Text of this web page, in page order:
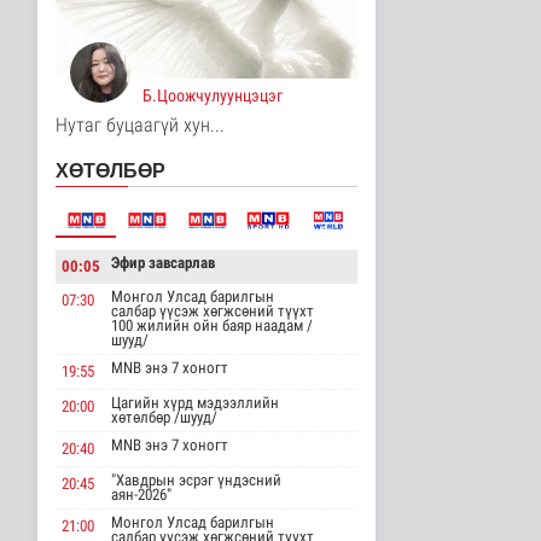
14 цаг 34 минутын өмнө
Хирошимад иргэд
Японы зэвсгийн
экспортын бодлогы..
Дэлхийд
14 цаг 46 минутын өмнө
Трамп Ирантай
шинэ гарц эрэлх..
14 цаг 55 минутын өмнө
Европ даяар хэт халалт
эрчимжиж байна
Дэлхийд
Голууд үертэй байна
14 цаг 20 минутын өмнө
Б.Цоожчулуунцэцэг
Нутаг буцаагүй хун...
ХӨТӨЛБӨР
00:05 Эфир завсарлав
07:30
Монгол Улсад барилгын
салбар үүсэж хөгжсөний түүхт
100 жилийн ойн баяр наадам /
шууд/
19:55
MNB энэ 7 хоногт
20:00
Цагийн хүрд мэдээллийн
хөтөлбөр /шууд/
20:40
MNB энэ 7 хоногт
20:45
"Хавдрын эсрэг үндэсний
аян-2026"
21:00
Монгол Улсад барилгын
салбар үүсэж хөгжсөний түүхт